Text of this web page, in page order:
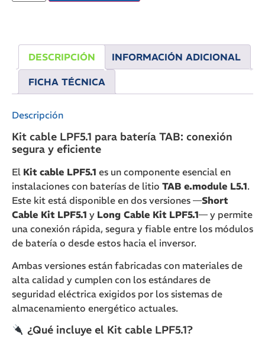
DESCRIPCIÓN INFORMACIÓN ADICIONAL
FICHA TÉCNICA
Descripción
Kit cable LPF5.1 para batería TAB: conexión
segura y eficiente
El Kit cable LPF5.1 es un componente esencial en
instalaciones con baterías de litio TAB e.module L5.1.
Este kit está disponible en dos versiones —Short
Cable Kit LPF5.1 y Long Cable Kit LPF5.1— y permite
una conexión rápida, segura y fiable entre los módulos
de batería o desde estos hacia el inversor.
Ambas versiones están fabricadas con materiales de
alta calidad y cumplen con los estándares de
seguridad eléctrica exigidos por los sistemas de
almacenamiento energético actuales.
¿Qué incluye el Kit cable LPF5.1?